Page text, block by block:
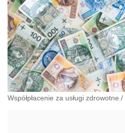
Współpłacenie za usługi